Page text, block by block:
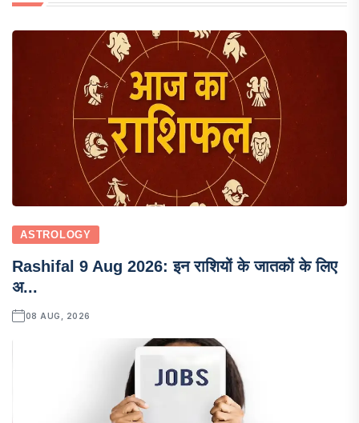
ASTROLOGY
Rashifal 9 Aug 2026: इन राशियों के जातकों के लिए
अ...
08 AUG, 2026